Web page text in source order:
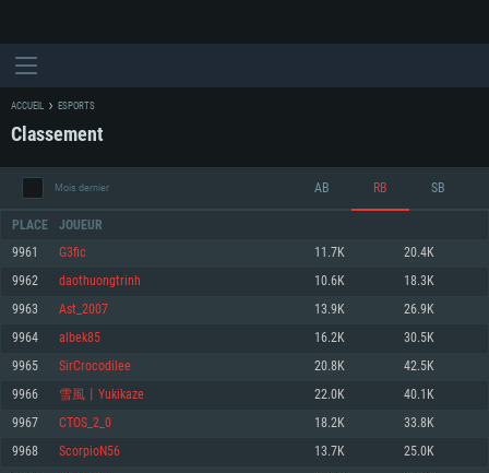
CONFIGURATION SYSTÈME REQUISE
Minimum
OS: Windows 10 (64 bit)
Minimum
OS: Mac OS Big Sur 11.0 ou plus récent
Minimum
OS: Les configurations Linux 64 bits les plus modernes
ACCUEIL ESPORTS
Classement
Mois dernier AB RB SB
PLACE JOUEUR
9961 G3fic 11.7K 20.4K
9962 daothuongtrinh 10.6K 18.3K
9963 Ast_2007 13.9K 26.9K
9964 albek85 16.2K 30.5K
9965 SirCrocodilee 20.8K 42.5K
9966 雪風丨Yukikaze 22.0K 40.1K
9967 CTOS_2_0 18.2K 33.8K
9968 ScorpioN56 13.7K 25.0K